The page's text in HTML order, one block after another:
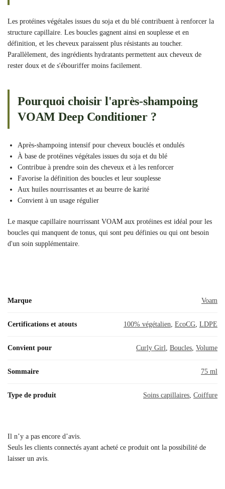
Les protéines végétales issues du soja et du blé contribuent à renforcer la
structure capillaire. Les boucles gagnent ainsi en souplesse et en
définition, et les cheveux paraissent plus résistants au toucher.
Parallèlement, des ingrédients hydratants permettent aux cheveux de
rester doux et de s'ébouriffer moins facilement.
Pourquoi choisir l'après-shampoing
VOAM Deep Conditioner ?
Après-shampoing intensif pour cheveux bouclés et ondulés
À base de protéines végétales issues du soja et du blé
Contribue à prendre soin des cheveux et à les renforcer
Favorise la définition des boucles et leur souplesse
Aux huiles nourrissantes et au beurre de karité
Convient à un usage régulier
Le masque capillaire nourrissant VOAM aux protéines est idéal pour les
boucles qui manquent de tonus, qui sont peu définies ou qui ont besoin
d'un soin supplémentaire.
Marque Voam
Certifications et atouts 100% végétalien, EcoCG, LDPE
Convient pour Curly Girl, Boucles, Volume
Sommaire 75 ml
Type de produit Soins capillaires, Coiffure
Il n’y a pas encore d’avis.
Seuls les clients connectés ayant acheté ce produit ont la possibilité de
laisser un avis.